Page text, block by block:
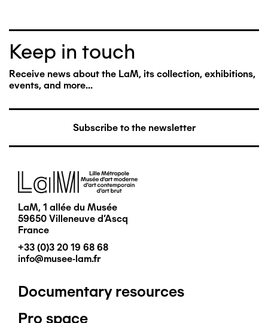
Keep in touch
Receive news about the LaM, its collection, exhibitions,
events, and more...
Subscribe to the newsletter
Image
LaM, 1 allée du Musée
59650 Villeneuve d'Ascq
France
+33 (0)3 20 19 68 68
info@musee-lam.fr
Pied
Documentary resources
Pro space